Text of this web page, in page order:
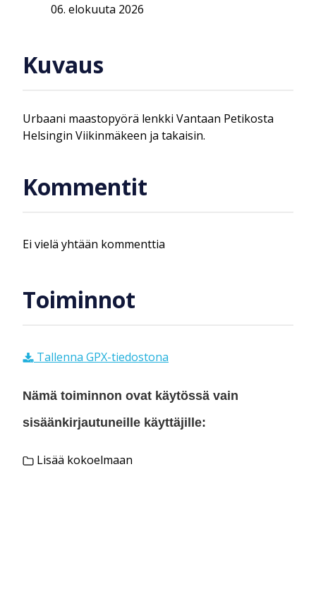
06. elokuuta 2026
Kuvaus
Urbaani maastopyörä lenkki Vantaan Petikosta
Helsingin Viikinmäkeen ja takaisin.
Kommentit
Ei vielä yhtään kommenttia
Toiminnot
Tallenna GPX-tiedostona
Nämä toiminnon ovat käytössä vain
sisäänkirjautuneille käyttäjille:
Lisää kokoelmaan